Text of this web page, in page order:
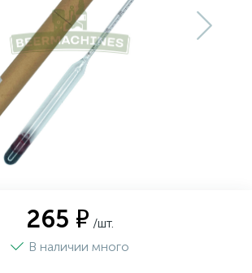
265 ₽ /шт.
В наличии много